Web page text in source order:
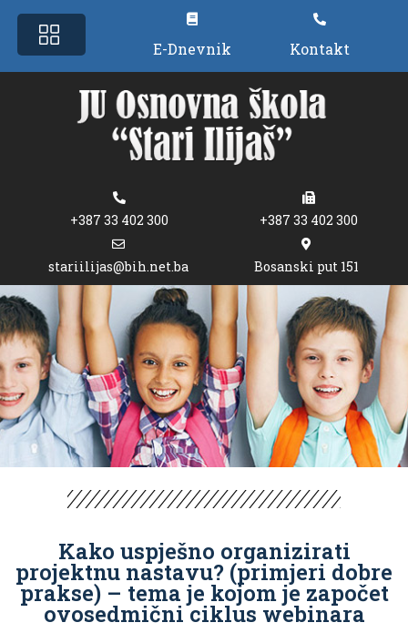
E-Dnevnik Kontakt
+387 33 402 300 +387 33 402 300
stariilijas@bih.net.ba Bosanski put 151
Kako uspješno organizirati
projektnu nastavu? (primjeri dobre
prakse) – tema je kojom je započet
ovosedmični ciklus webinara